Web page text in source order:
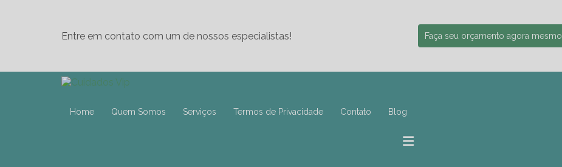
Entre em contato com um de nossos especialistas! Faça seu orçamento agora mesmo
Home Quem Somos Serviços Termos de Privacidade Contato Blog